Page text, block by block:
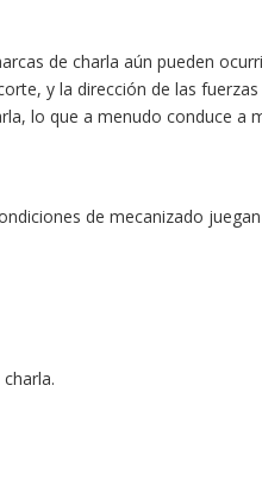
de charla aún pueden
y la dirección de las
lo que a menudo conduce a
de mecanizado